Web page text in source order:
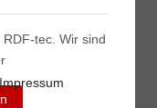
tec. Wir sind
Impressum